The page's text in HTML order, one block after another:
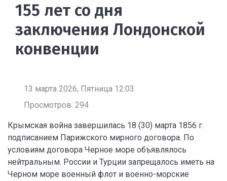
155 лет со дня
заключения Лондонской
конвенции
13 марта 2026, Пятница 12:03
Просмотров: 294
Крымская война завершилась 18 (30) марта 1856 г.
подписанием Парижского мирного договора. По
условиям договора Черное море объявлялось
нейтральным. России и Турции запрещалось иметь на
Черном море военный флот и военно-морские